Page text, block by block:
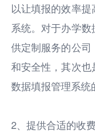
以让填报的效率
系统。对于办学
供定制服务的公
和安全性，其次
数据填报管理系统
2、提供合适的收